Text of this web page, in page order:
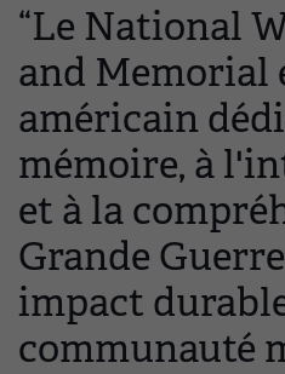
“Le National
and Memorial
américain
mémoire, à
et à la
Grande
impact
communauté